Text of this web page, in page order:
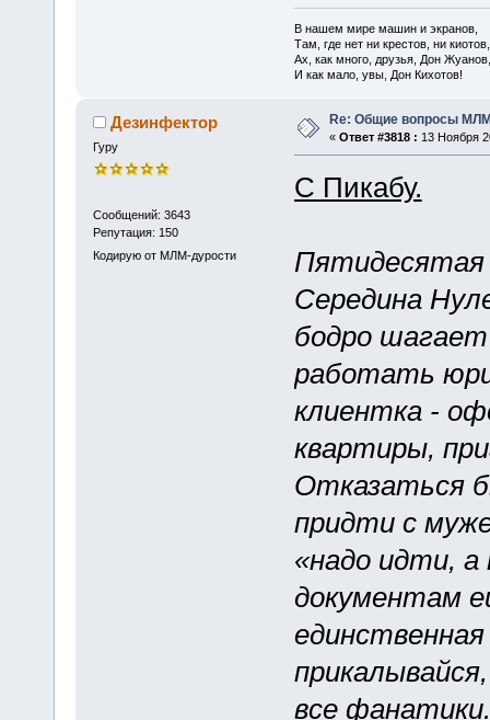
В нашем мире машин и экранов,
Там, где нет ни крестов, ни киотов,
Ах, как много, друзья, Дон Жуанов,
И как мало, увы, Дон Кихотов!
Дезинфектор
Гуру
Сообщений: 3643
Репутация: 150
Кодирую от МЛМ-дурости
Re: Общие вопросы
« Ответ #3818 : 13 Ноября
С Пикабу.
Пятидесятая
Середина
бодро
работать
клиентка -
квартиры,
Отказаться
придти с
«надо идти,
документам
все